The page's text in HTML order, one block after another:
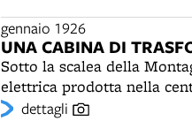
Romagnoli, Flavio Bertelli e
gennaio 1926
UNA CABINA DI
Sotto la scalea della
elettrica prodotta nella
dettagli